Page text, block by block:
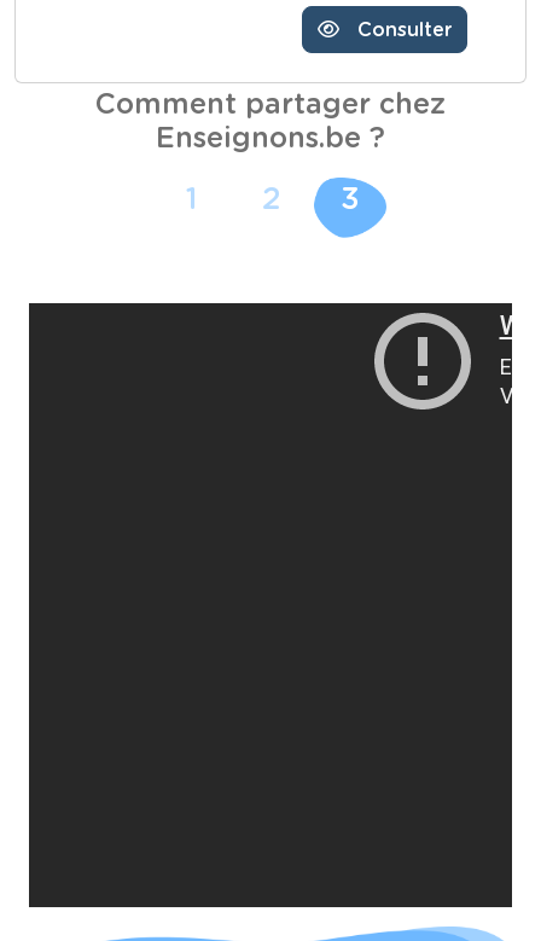
Consulter
Comment partager chez
Enseignons.be ?
1 2 3